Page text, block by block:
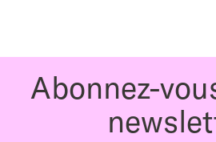
Instagram
Abonnez-